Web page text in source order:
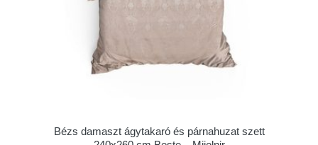
Bézs damaszt ágytakaró és párnahuzat szett